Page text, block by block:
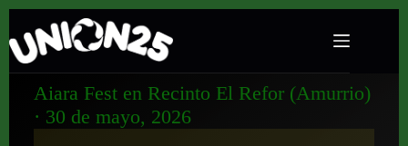
Aiara Fest en Recinto El Refor (Amurrio)
· 30 de mayo, 2026